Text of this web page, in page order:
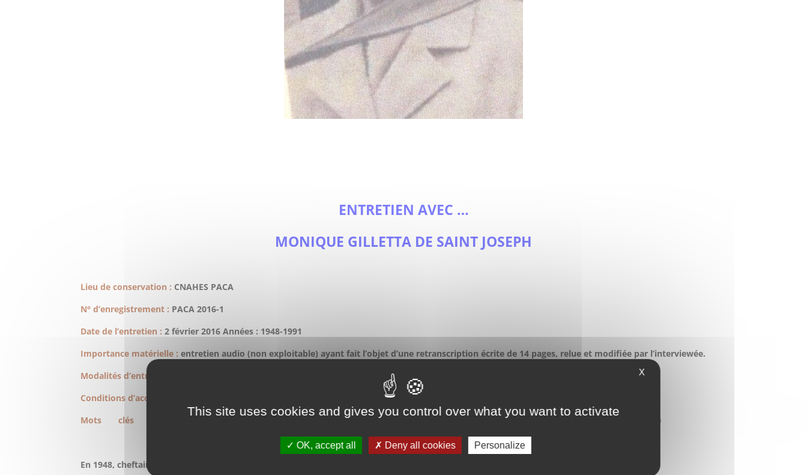
ENTRETIEN AVEC …
MONIQUE GILLETTA DE SAINT JOSEPH
Lieu de conservation : CNAHES PACA
N° d’enregistrement : PACA 2016-1
Date de l’entretien : 2 février 2016 Années : 1948-1991
Importance matérielle : entretien audio (non exploitable) ayant fait l’objet d’une retranscription écrite de 14 pages, relue et modifiée par l’interviewée.
Modalités d’entrée :
Conditions d’accès :
Mots clés
GILLETTA DE SAINT JOSEPH/COLIBRI/ ALPES-MARITIMES/MONTJOYE/ALC/prostitution/protection de l’enfance
En 1948, cheftaine de guides, Monique GILLETTA DE SAINT JOSEPH rencontre Jeannine PENNONE, dite COLIBRI, cheftaine de louveteaux.
X
This site uses cookies and gives you control over what you want to activate
OK, accept all Deny all cookies Personalize